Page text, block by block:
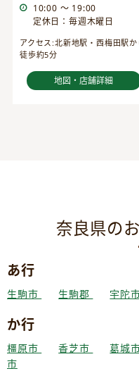
10:00 ～ 19:00
定休日：毎週木曜日
アクセス:北新地駅・西梅田駅か
徒歩約5分
地図・店舗詳細
奈良県の
あ行
生駒市 生駒郡 宇陀
か行
橿原市 香芝市 葛城
市